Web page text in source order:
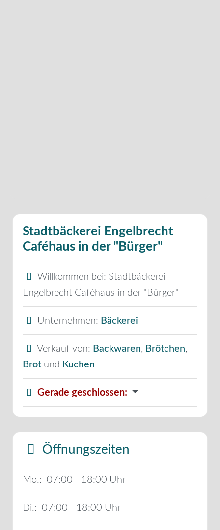
Stadtbäckerei Engelbrecht
Caféhaus in der "Bürger"
Willkommen bei: Stadtbäckerei
Engelbrecht Caféhaus in der "Bürger"
Unternehmen: Bäckerei
Verkauf von: Backwaren, Brötchen,
Brot und Kuchen
Gerade geschlossen:
Öffnungszeiten
Mo.: 07:00 - 18:00
Di.: 07:00 - 18:00